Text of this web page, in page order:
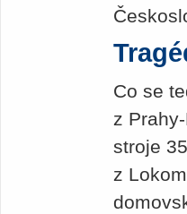
Co se
z
stroje
z